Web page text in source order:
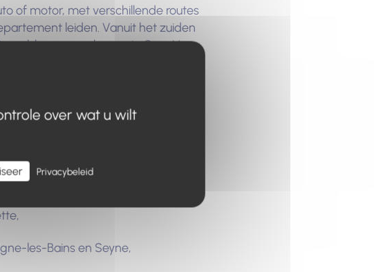
of motor, met verschillende routes
leiden. Vanuit het zuiden
en vervolgens via Gap. U
verbinden de belangrijkste
vanuit het zuiden? Neem de
les-Bains en Seyne,
over wat u wilt
Privacybeleid